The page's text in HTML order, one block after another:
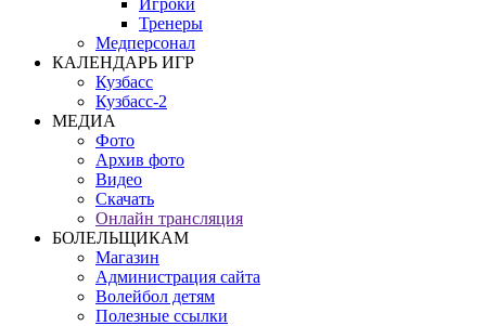
Игроки
Тренеры
Медперсонал
КАЛЕНДАРЬ ИГР
Кузбасс
Кузбасс-2
МЕДИА
Фото
Архив фото
Видео
Скачать
Онлайн трансляция
БОЛЕЛЬЩИКАМ
Магазин
Администрация сайта
Волейбол детям
Полезные ссылки